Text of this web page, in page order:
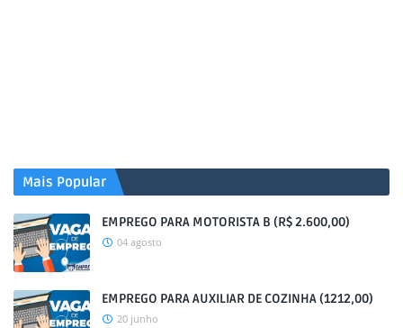
Mais Popular
EMPREGO PARA MOTORISTA B (R$ 2.600,00)
04 agosto
EMPREGO PARA AUXILIAR DE COZINHA (1212,00)
20 junho